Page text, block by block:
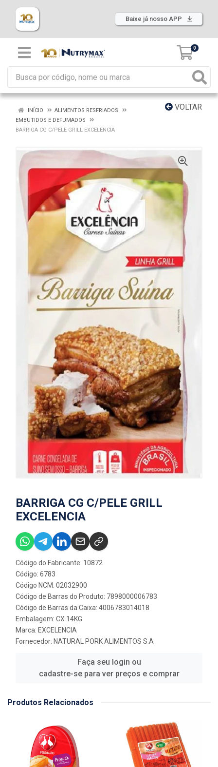
Baixe já nosso APP
0
VOLTAR
INÍCIO
ALIMENTOS RESFRIADOS
EMBUTIDOS E DEFUMADOS
BARRIGA CG C/PELE GRILL EXCELENCIA
BARRIGA CG C/PELE GRILL
EXCELENCIA
Código do Fabricante: 10872
Código: 6783
Código NCM: 02032900
Código de Barras do Produto: 7898000006783
Código de Barras da Caixa: 4006783014018
Embalagem: CX 14KG
Marca: EXCELENCIA
Fornecedor: NATURAL PORK ALIMENTOS S.A
Faça seu login ou
cadastre-se para ver preços e comprar
Produtos Relacionados